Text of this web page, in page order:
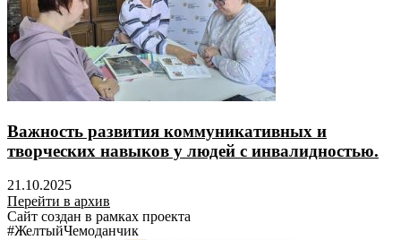
Важность развития коммуникативных и
творческих навыков у людей с инвалидностью.
21.10.2025
Перейти в архив
Сайт создан в рамках проекта
#ЖелтыйЧемоданчик